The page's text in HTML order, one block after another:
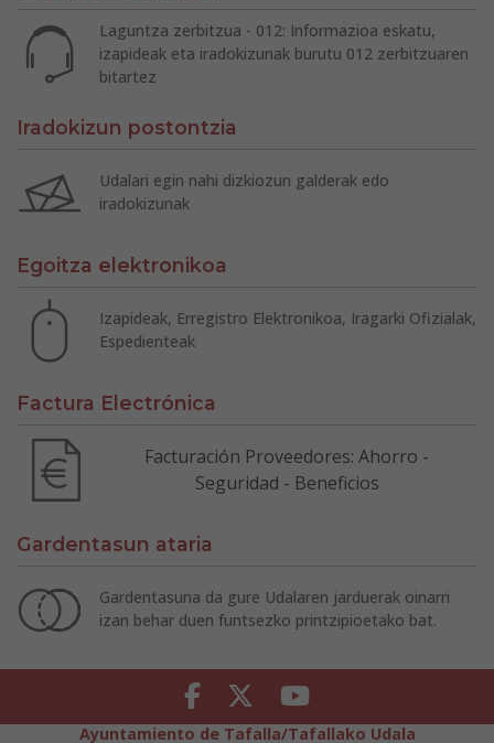
Laguntza zerbitzua - 012: Informazioa eskatu,
izapideak eta iradokizunak burutu 012 zerbitzuaren
bitartez
Iradokizun postontzia
Udalari egin nahi dizkiozun galderak edo
iradokizunak
Egoitza elektronikoa
Izapideak, Erregistro Elektronikoa, Iragarki Ofizialak,
Espedienteak
Factura Electrónica
Facturación Proveedores: Ahorro -
Seguridad - Beneficios
Gardentasun ataria
Gardentasuna da gure Udalaren jarduerak oinarri
izan behar duen funtsezko printzipioetako bat.
Facebook Twitter Youtube
Ayuntamiento de Tafalla/Tafallako Udala